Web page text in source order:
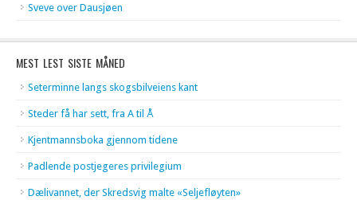
Sveve over Dausjøen
MEST LEST SISTE MÅNED
Seterminne langs skogsbilveiens kant
Steder få har sett, fra A til Å
Kjentmannsboka gjennom tidene
Padlende postjegeres privilegium
Dælivannet, der Skredsvig malte «Seljefløyten»